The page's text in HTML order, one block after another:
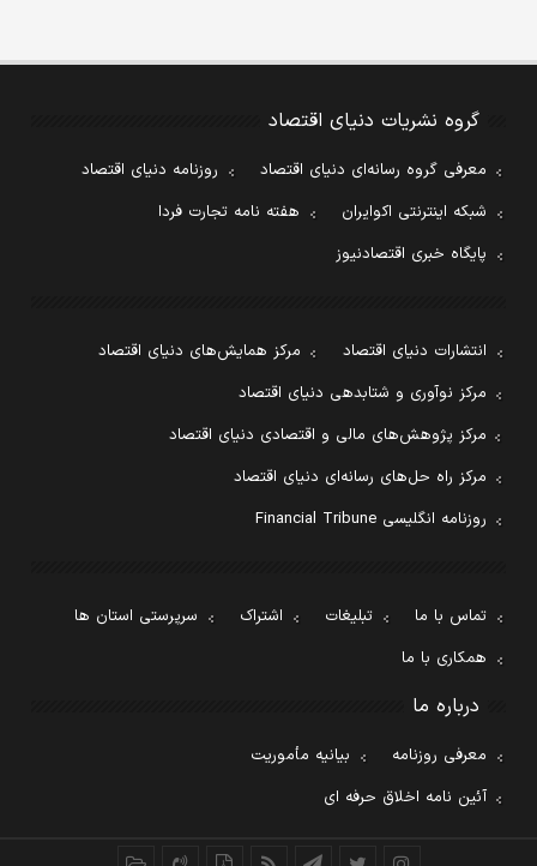
گروه نشریات دنیای اقتصاد
معرفی گروه رسانه‌ای دنیای اقتصاد
روزنامه دنیای اقتصاد
شبکه اینترنتی اکوایران
هفته نامه تجارت فردا
پایگاه خبری اقتصادنیوز
انتشارات دنیای اقتصاد
مرکز همایش‌های دنیای اقتصاد
مرکز نوآوری و شتابدهی دنیای اقتصاد
مرکز پژوهش‌های مالی و اقتصادی دنیای اقتصاد
مرکز راه حل‌های رسانه‌ای دنیای اقتصاد
روزنامه انگلیسی Financial Tribune
تماس با ما تبلیغات اشتراک
سرپرستی استان ها
همکاری با ما
درباره ما
معرفی روزنامه
بیانیه مأموریت
آئین نامه اخلاق حرفه ای